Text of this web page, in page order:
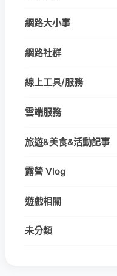
網路大小事
網路社群
線上工具/服務
雲端服務
旅遊&美食&活動記事
露營 Vlog
遊戲相關
未分類